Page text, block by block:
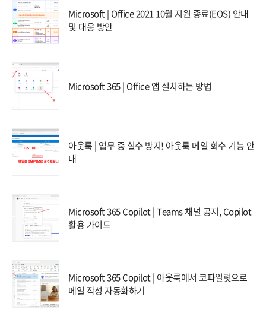
Microsoft | Office 2021 10월 지원 종료(EOS) 안내
및 대응 방안
Microsoft 365 | Office 앱 설치하는 방법
아웃룩 | 업무 중 실수 방지! 아웃룩 메일 회수 기능 안
내
Microsoft 365 Copilot | Teams 채널 공지, Copilot
활용 가이드
Microsoft 365 Copilot | 아웃룩에서 코파일럿으로
메일 작성 자동화하기